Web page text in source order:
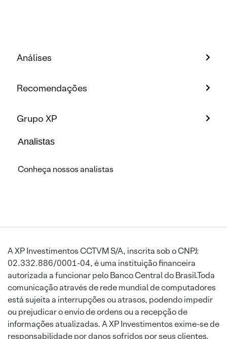
Análises
Recomendações
Grupo XP
Analistas
Conheça nossos analistas
A XP Investimentos CCTVM S/A, inscrita sob o CNPJ:
02.332.886/0001-04, é uma instituição financeira
autorizada a funcionar pelo Banco Central do Brasil.Toda
comunicação através de rede mundial de computadores
está sujeita a interrupções ou atrasos, podendo impedir
ou prejudicar o envio de ordens ou a recepção de
informações atualizadas. A XP Investimentos exime-se de
responsabilidade por danos sofridos por seus clientes,